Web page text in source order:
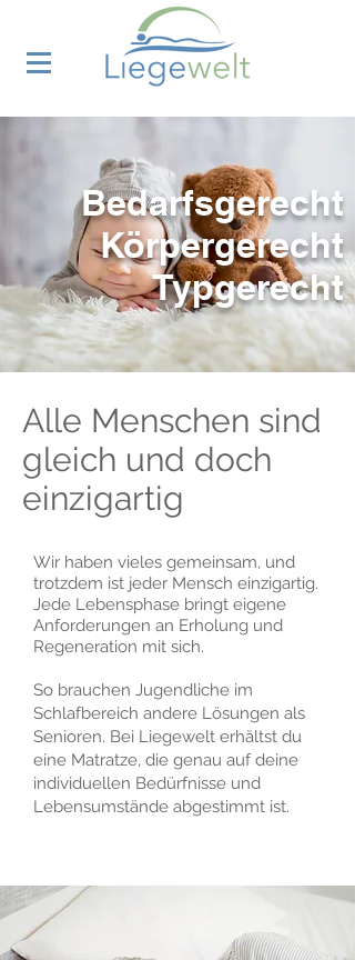
Bedarfsgerecht
Körpergerecht
Typgerecht
Alle Menschen sind
gleich und doch
einzigartig
Wir haben vieles gemeinsam, und
trotzdem ist jeder Mensch einzigartig.
Jede Lebensphase bringt eigene
Anforderungen an Erholung und
Regeneration mit sich.
So brauchen Jugendliche im
Schlafbereich andere Lösungen als
Senioren. Bei Liegewelt erhältst du
eine Matratze, die genau auf deine
individuellen Bedürfnisse und
Lebensumstände abgestimmt ist.